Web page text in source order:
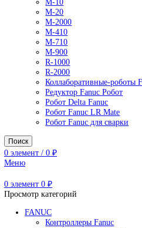
Роботы Epson
Роботы FANUC
M-10
M-20
M-2000
M-410
R-1000
Редуктор Fanuc Робот
Робот Delta Fanuc
Робот Fanuc LR Mate
Робот Fanuc для сварки